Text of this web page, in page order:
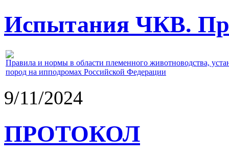
Испытания ЧКВ.
Правила и нормы в области племенного животноводства,
пород на ипподромах Российской Федерации
9/11/2024
ПРОТОКОЛ